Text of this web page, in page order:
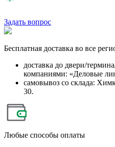
Задать вопрос
Бесплатная доставка во все
доставка до двери/
компаниями: «Деловые
самовывоз со склада:
30.
Любые способы оплаты